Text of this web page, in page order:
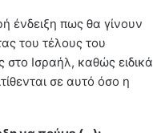
ένδειξη πως θα γίνουν
του τέλους του
στο Ισραήλ, καθώς ειδικά
σε αυτό όσο η